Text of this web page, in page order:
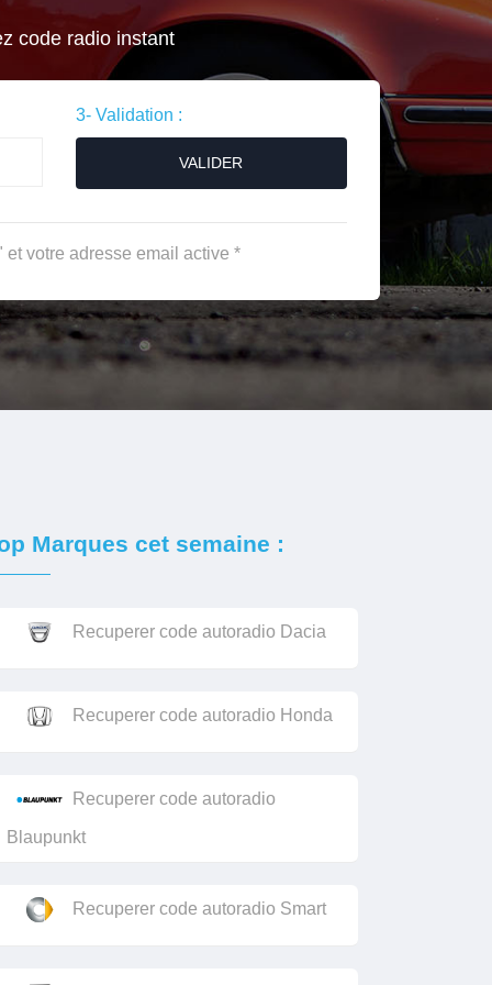
code radio instant
3- Validation :
VALIDER
votre adresse email active *
Marques cet semaine :
Recuperer code autoradio Dacia
Recuperer code autoradio Honda
Recuperer code autoradio
Blaupunkt
Recuperer code autoradio Smart